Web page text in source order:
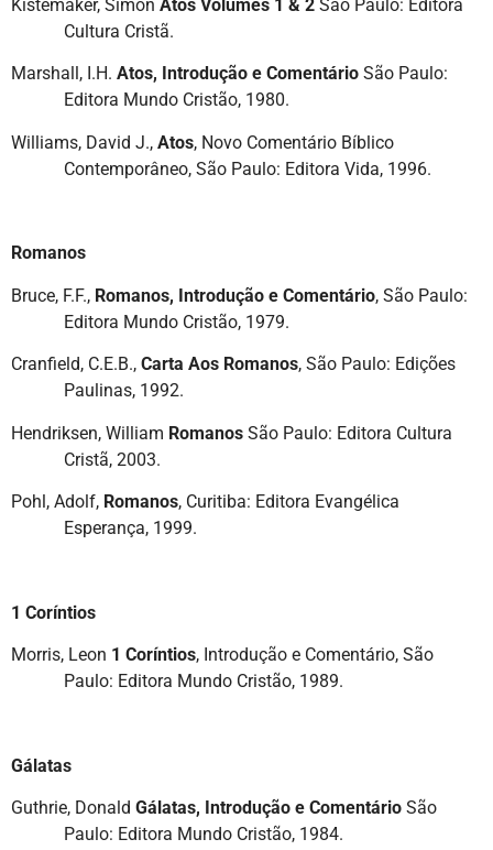
Kistemaker, Simon Atos Volumes 1 & 2 São Paulo: Editora
Cultura Cristã.
Marshall, I.H. Atos, Introdução e Comentário São Paulo:
Editora Mundo Cristão, 1980.
Williams, David J., Atos, Novo Comentário Bíblico
Contemporâneo, São Paulo: Editora Vida, 1996.
Romanos
Bruce, F.F., Romanos, Introdução e Comentário, São Paulo:
Editora Mundo Cristão, 1979.
Cranfield, C.E.B., Carta Aos Romanos, São Paulo: Edições
Paulinas, 1992.
Hendriksen, William Romanos São Paulo: Editora Cultura
Cristã, 2003.
Pohl, Adolf, Romanos, Curitiba: Editora Evangélica
Esperança, 1999.
1 Coríntios
Morris, Leon 1 Coríntios, Introdução e Comentário, São
Paulo: Editora Mundo Cristão, 1989.
Gálatas
Guthrie, Donald Gálatas, Introdução e Comentário São
Paulo: Editora Mundo Cristão, 1984.